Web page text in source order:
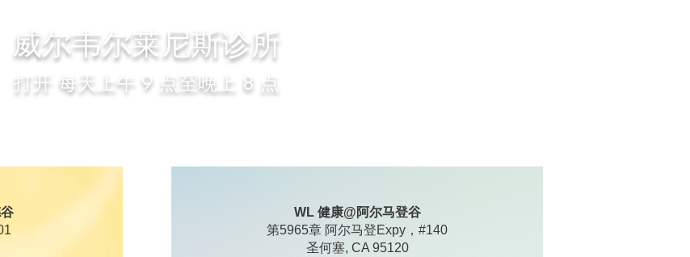
威尔韦尔莱尼斯诊所
打开 每天上午 9 点至晚上 8 点
WL 健康@阿尔马登谷
第5965章 阿尔马登Expy，#140
圣何塞, CA 95120